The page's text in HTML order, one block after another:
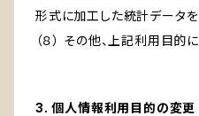
形式に加工した統計データ
（８） その他、上記利用目的
3. 個人情報利用目的の変更